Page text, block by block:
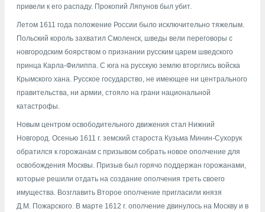
привели к его распаду. Прокопий Ляпунов был убит.
Летом 1611 года положение России было исключительно тяжелым.
Польский король захватил Смоленск, шведы вели переговоры с
новгородским боярством о признании русским царем шведского
принца Карла-Филиппа. С юга на русскую землю вторглись войска
Крымского хана. Русское государство, не имеющее ни центрального
правительства, ни армии, стояло на грани национальной
катастрофы.
Новым центром освободительного движения стал Нижний
Новгород. Осенью 1611 г. земский староста Кузьма Минин-Сухорук
обратился к горожанам с призывом собрать новое ополчение для
освобождения Москвы. Призыв был горячо поддержан горожанами,
которые решили отдать на создание ополчения треть своего
имущества. Возглавить Второе ополчение пригласили князя
Д.М. Пожарского. В марте 1612 г. ополчение двинулось на Москву и в